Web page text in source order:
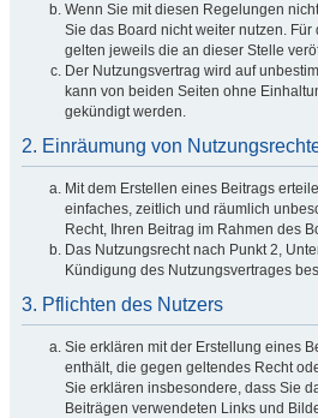
Wenn Sie mit diesen Regelungen
Sie das Board nicht weiter nutzen.
gelten jeweils die an dieser Stelle
Der Nutzungsvertrag wird auf
kann von beiden Seiten ohne
gekündigt werden.
2. Einräumung von
Mit dem Erstellen eines Beitrags
einfaches, zeitlich und räumlich
Recht, Ihren Beitrag im Rahmen des
Das Nutzungsrecht nach Punkt 2,
Kündigung des Nutzungsvertrages
3. Pflichten des Nutzers
Sie erklären mit der Erstellung eines
enthält, die gegen geltendes Recht
Sie erklären insbesondere, dass Sie
Beiträgen verwendeten Links und